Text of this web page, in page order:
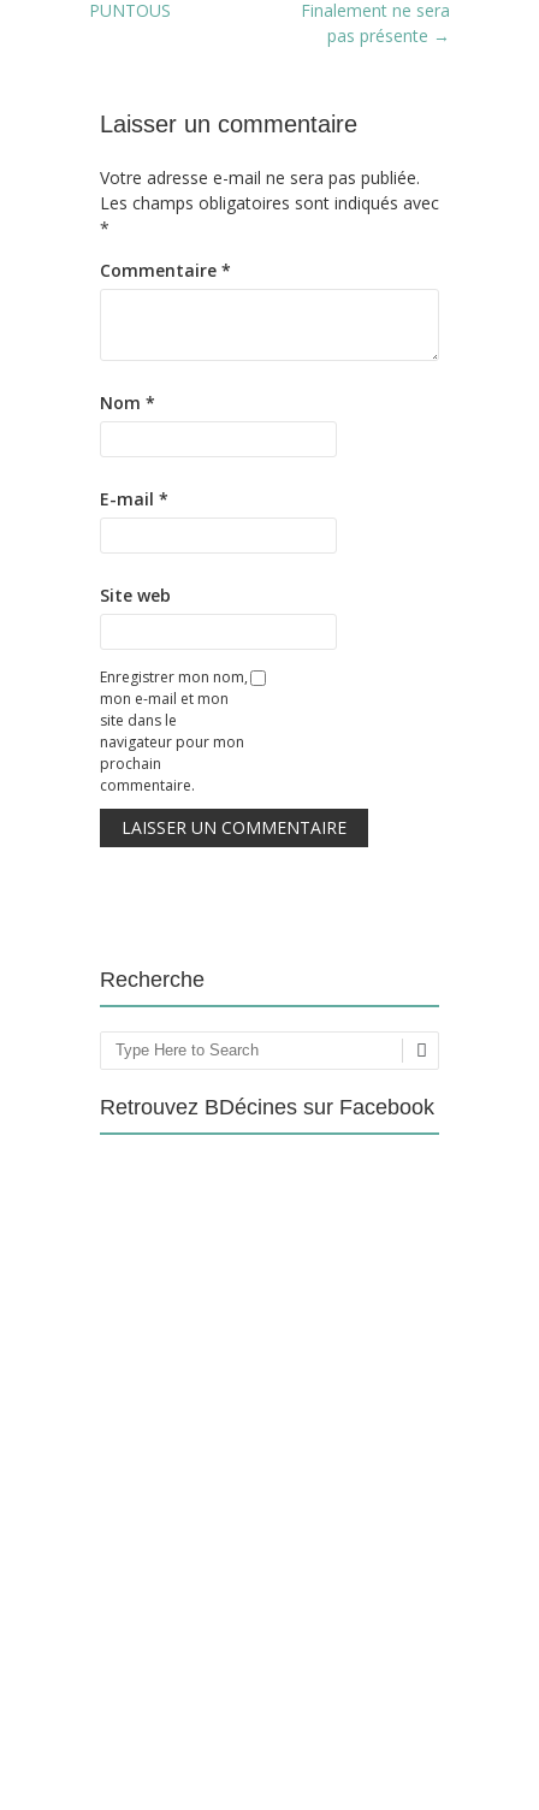
PUNTOUS
Finalement ne sera
pas présente →
Laisser un commentaire
Votre adresse e-mail ne sera pas publiée.
Les champs obligatoires sont indiqués avec
*
Commentaire *
Nom *
E-mail *
Site web
Enregistrer mon nom,
mon e-mail et mon
site dans le
navigateur pour mon
prochain
commentaire.
Recherche
Rechercher
Retrouvez BDécines sur Facebook